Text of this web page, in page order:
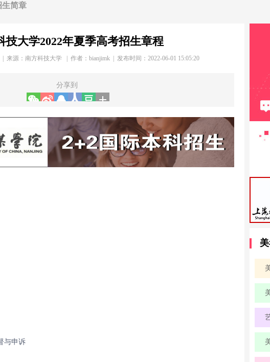
生简章
技大学2022年夏季高考招生章程
| 来源：南方科技大学 | 作者： bianjimk | 发布时间：2022-06-01 15:05:20
分享到
与申诉